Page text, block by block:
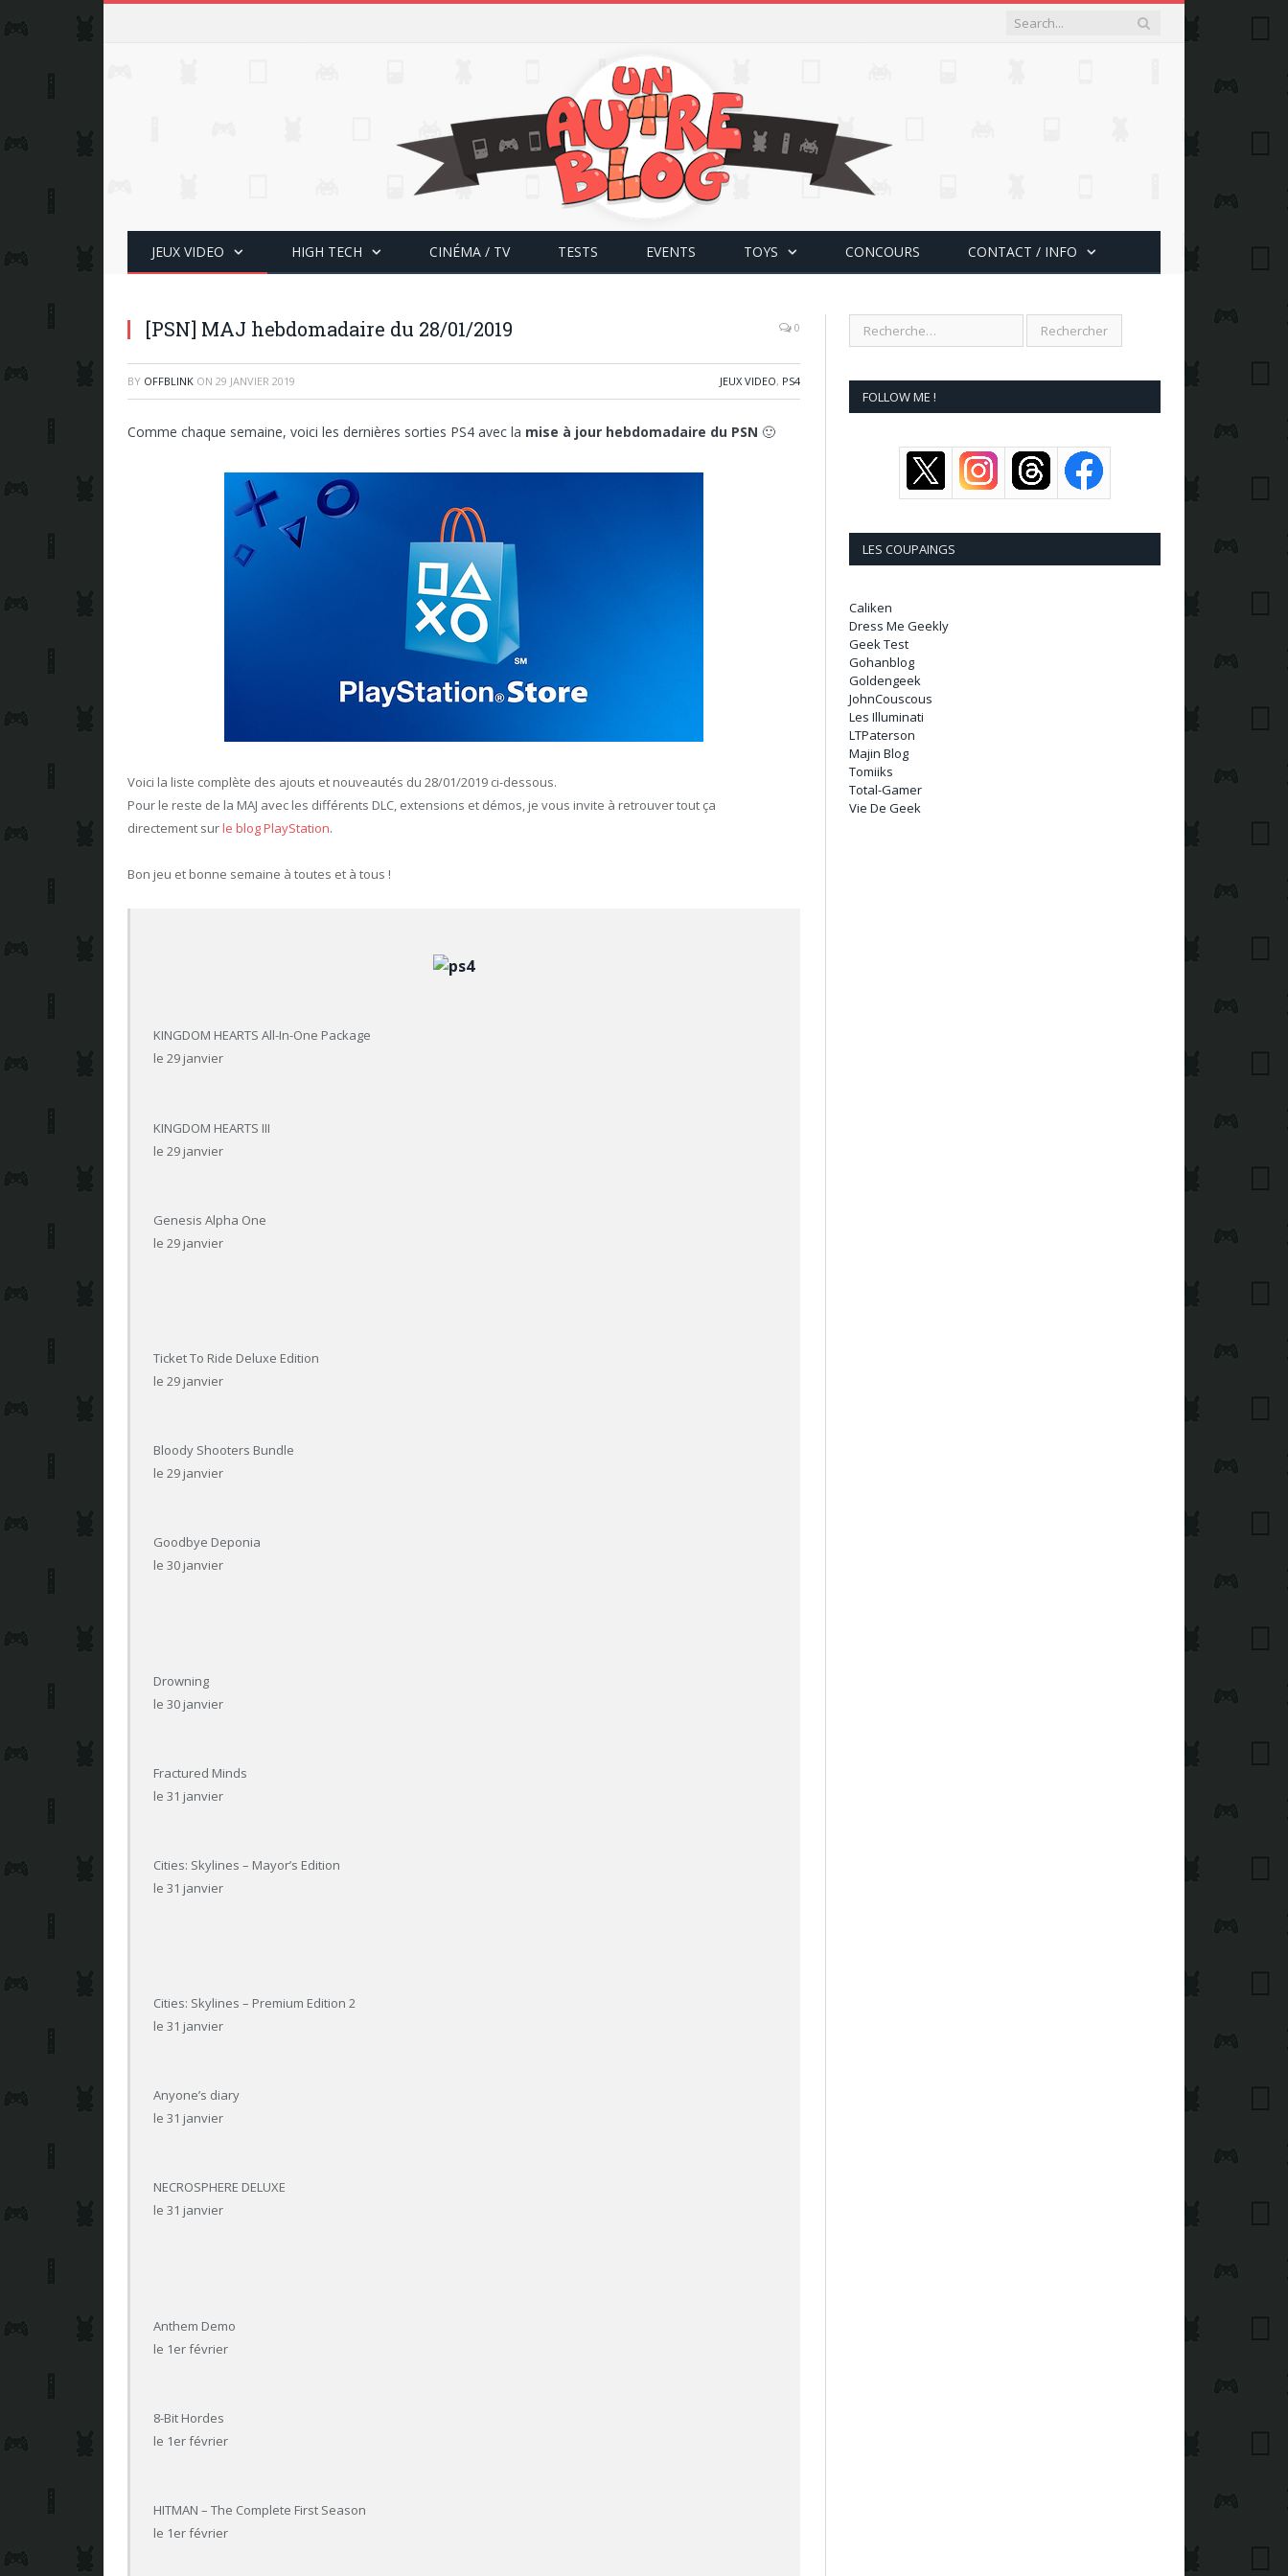
JEUX VIDEO HIGH TECH CINÉMA / TV TESTS EVENTS TOYS CONCOURS CONTACT / INFO
[PSN] MAJ hebdomadaire du 28/01/2019 0
BY OFFBLINK ON 29 JANVIER 2019 JEUX VIDEO, PS4
Comme chaque semaine, voici les dernières sorties PS4 avec la mise à jour hebdomadaire du PSN 🙂
Voici la liste complète des ajouts et nouveautés du 28/01/2019 ci-dessous.
Pour le reste de la MAJ avec les différents DLC, extensions et démos, je vous invite à retrouver tout ça
directement surle blog PlayStation.
Bon jeu et bonne semaine à toutes et à tous !
KINGDOM HEARTS All-In-One Package
le 29 janvier
KINGDOM HEARTS III
le 29 janvier
Genesis Alpha One
le 29 janvier
Ticket To Ride Deluxe Edition
le 29 janvier
Bloody Shooters Bundle
le 29 janvier
Goodbye Deponia
le 30 janvier
Drowning
le 30 janvier
Fractured Minds
le 31 janvier
Cities: Skylines – Mayor’s Edition
le 31 janvier
Cities: Skylines – Premium Edition 2
le 31 janvier
Anyone’s diary
le 31 janvier
NECROSPHERE DELUXE
le 31 janvier
Anthem Demo
le 1er février
8-Bit Hordes
le 1er février
HITMAN – The Complete First Season
le 1er février
FOLLOW ME !
LES COUPAINGS
Caliken
Dress Me Geekly
Geek Test
Gohanblog
Goldengeek
JohnCouscous
Les Illuminati
LTPaterson
Majin Blog
Tomiiks
Total-Gamer
Vie De Geek